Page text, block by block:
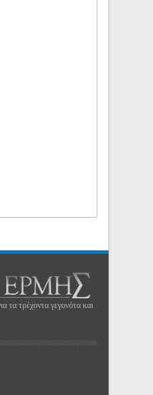
τα τρέχοντα γεγονότα και